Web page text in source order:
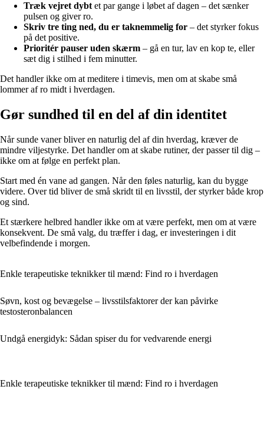
Træk vejret dybt et par gange i løbet af dagen – det sænker
pulsen og giver ro.
Skriv tre ting ned, du er taknemmelig for – det styrker fokus
på det positive.
Prioritér pauser uden skærm – gå en tur, lav en kop te, eller
sæt dig i stilhed i fem minutter.
Det handler ikke om at meditere i timevis, men om at skabe små
lommer af ro midt i hverdagen.
Gør sundhed til en del af din identitet
Når sunde vaner bliver en naturlig del af din hverdag, kræver de
mindre viljestyrke. Det handler om at skabe rutiner, der passer til dig –
ikke om at følge en perfekt plan.
Start med én vane ad gangen. Når den føles naturlig, kan du bygge
videre. Over tid bliver de små skridt til en livsstil, der styrker både krop
og sind.
Et stærkere helbred handler ikke om at være perfekt, men om at være
konsekvent. De små valg, du træffer i dag, er investeringen i dit
velbefindende i morgen.
Enkle terapeutiske teknikker til mænd: Find ro i hverdagen
Søvn, kost og bevægelse – livsstilsfaktorer der kan påvirke
testosteronbalancen
Undgå energidyk: Sådan spiser du for vedvarende energi
Enkle terapeutiske teknikker til mænd: Find ro i hverdagen